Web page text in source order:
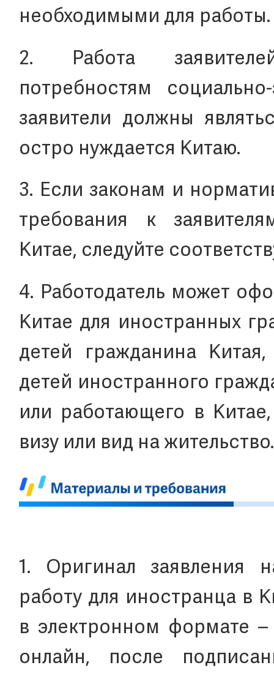
необходимыми для работы.
2. Работа
потребностям
заявители должны
остро нуждается Китаю.
3. Если законам и
требования к
Китае, следуйте
4. Работодатель может
Китае для иностранных
детей гражданина
детей иностранного
или работающего в
визу или вид на жительство.
1. Оригинал заявления
работу для иностранца в
в электронном формате –
онлайн, после